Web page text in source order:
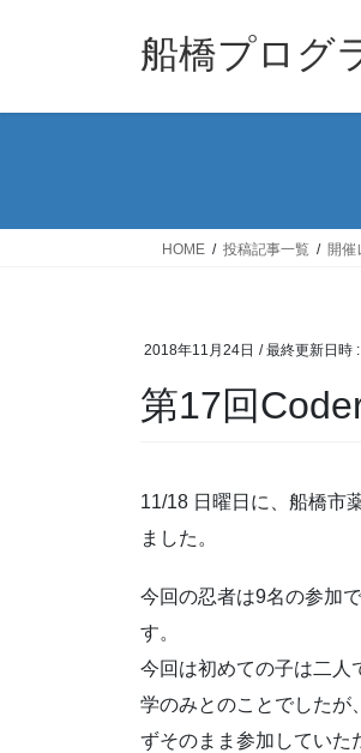
船橋プログ
HOME 投稿記事一覧 開催
2018年11月24日 / 最終更新日時 :
第17回
11/18 日曜日に、船橋市
ました。
今回の忍者は9名の参加
す。
今回は初めての子は二人
学のみとのことでしたが
ずそのまま参加していた